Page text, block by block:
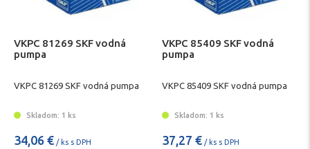
VKPC 81269 SKF vodná
pumpa
VKPC 81269 SKF vodná pumpa
Skladom: 1 ks
34,06 € / ks s DPH
VKPC 85409 SKF vodná
pumpa
VKPC 85409 SKF vodná pumpa
Skladom: 1 ks
37,27 € / ks s DPH